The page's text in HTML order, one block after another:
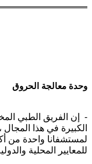
وحدة معالجة الحروق
- إن الفريق الطبي
الكبيرة في هذا
لمستشفانا واحدة من
للمعايير المحلية